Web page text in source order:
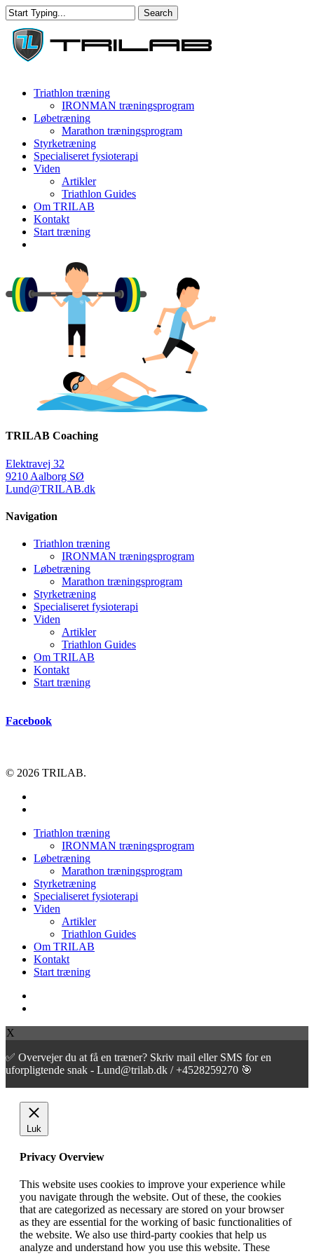
Skip
to
main
content
Search
Close
Search
Menu
Triathlon træning
IRONMAN træningsprogram
Løbetræning
Marathon træningsprogram
Styrketræning
Specialiseret fysioterapi
Viden
Artikler
Triathlon Guides
Om TRILAB
Kontakt
Start træning
TRILAB Coaching
Elektravej 32
9210 Aalborg SØ
Lund@TRILAB.dk
Navigation
Triathlon træning
IRONMAN træningsprogram
Løbetræning
Marathon træningsprogram
Styrketræning
Specialiseret fysioterapi
Viden
Artikler
Triathlon Guides
Om TRILAB
Kontakt
Start træning
Facebook
© 2026 TRILAB.
Close
Triathlon træning
IRONMAN træningsprogram
Løbetræning
Marathon træningsprogram
Styrketræning
Specialiseret fysioterapi
Viden
Artikler
Triathlon Guides
Om TRILAB
Kontakt
Start træning
X
✅ Overvejer du at få en træner? Skriv mail eller SMS for en
uforpligtende snak - Lund@trilab.dk / +4528259270 🎯
Luk
Privacy Overview
This website uses cookies to improve your experience while
you navigate through the website. Out of these, the cookies
that are categorized as necessary are stored on your browser
as they are essential for the working of basic functionalities of
the website. We also use third-party cookies that help us
analyze and understand how you use this website. These